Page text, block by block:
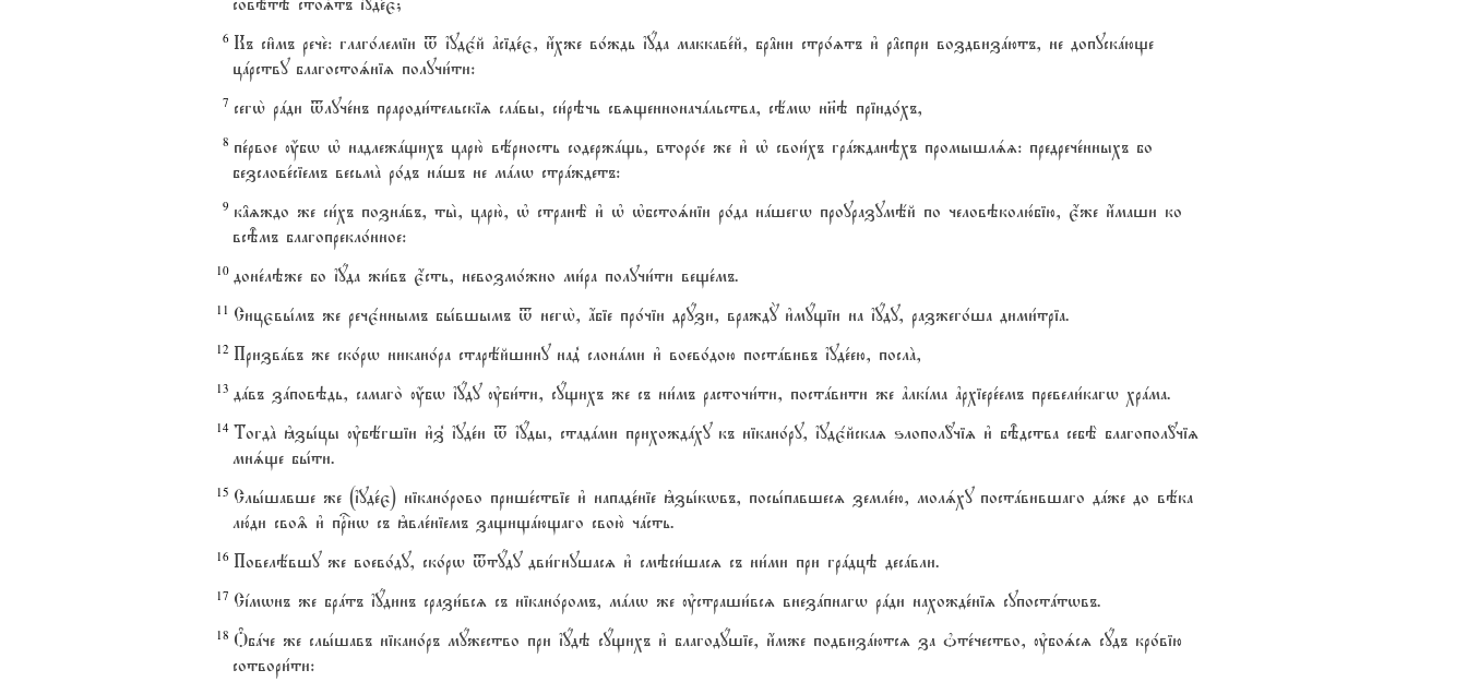
6 Къ си6мъ рече2: глаго1леміи t їудє1й ґсіде1є, и4хже во1ждь їyда маккаве1й, бр†ни стро1zтъ и3 р†спри воздвизaютъ, не допускaюще
цaрству благостоsніz получи1ти:
7 сегw2 рaди tлуче1нъ прароди1тельскіz слaвы, си1рэчь свzщенноначaльства, сёмw нн7э пріидо1хъ,
8 пе1рвое ќбw њ надлежaщихъ царю2 вёрность содержaщь, второ1е же и3 њ свои1хъ грaжданэхъ промышлsz: предрече1нныхъ бо
безслове1сіемъ весьмA ро1дъ нaшъ не мaлw стрaждетъ:
9 к†zждо же си1хъ познaвъ, ты2, царю2, њ странЁ и3 њ њбстоsніи ро1да нaшегw проуразумёй по человэколю1бію, є4же и4маши ко
всBмъ благопрекло1нное:
10 доне1лэже бо їyда жи1въ є4сть, невозмо1жно ми1ра получи1ти веще1мъ.
11 Сицєвы1мъ же речє1ннымъ бы1вшымъ t негw2, ѓбіе про1чіи дрyзи, враждY и3мyщіи на їyду, разжего1ша дими1тріа.
12 Призвaвъ же ско1рw никано1ра старёйшину над8 слонaми и3 воево1дою постaвивъ їуде1ею, послA,
13 дaвъ зaповэдь, самаго2 ќбw їyду ўби1ти, сyщихъ же съ ни1мъ расточи1ти, постaвити же ґлкjма ґрхіере1емъ превели1кагw хрaма.
14 ТогдA kзы1цы ўбёгшіи и3з8 їуде1и t їyды, стадaми прихождaху къ нікано1ру, їудє1йскаz ѕлопол{чіz и3 бBдства себЁ благопол{чіz
мнsще бы1ти.
15 Слы1шавше же (їуде1є) нікано1рово прише1ствіе и3 нападе1ніе kзы1кwвъ, посы1павшесz земле1ю, молsху постaвившаго дaже до вёка
лю1ди сво‰ и3 пrнw съ kвле1ніемъ защищaющаго свою2 чaсть.
16 Повелёвшу же воево1ду, ско1рw tтyду дви1гнушасz и3 смэси1шасz съ ни1ми при грaдцэ десaвли.
17 Сjмwнъ же брaтъ їyдинъ срази1всz съ нікано1ромъ, мaлw же ўстраши1всz внезaпнагw рaди нахожде1ніz супостaтwвъ.
18 Nбaче же слы1шавъ нікано1ръ мyжество при їyдэ сyщихъ и3 благодyшіе, и4мже подвизaютсz за nте1чество, ўбоsсz сyдъ кро1вію
сотвори1ти: